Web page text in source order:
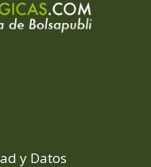
y Datos